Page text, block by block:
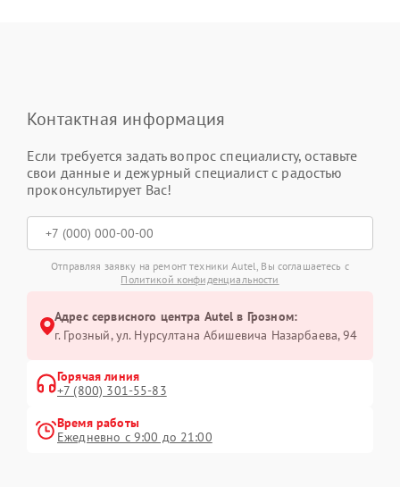
Контактная информация
Если требуется задать вопрос специалисту, оставьте
свои данные и дежурный специалист с радостью
проконсультирует Вас!
Отправляя заявку на ремонт техники Autel, Вы соглашаетесь с
Политикой конфиденциальности
Адрес сервисного центра Autel в Грозном:
г. Грозный, ул. Нурсултана Абишевича Назарбаева, 94
Горячая линия
+7 (800) 301-55-83
Время работы
Ежедневно с 9:00 до 21:00